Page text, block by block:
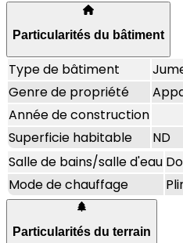
Particularités du bâtiment
Type de bâtiment
Genre de propriété
Année de construction
Superficie habitable
ND
Salle de bains/salle d'eau
Mode de chauffage
Particularités du terrain